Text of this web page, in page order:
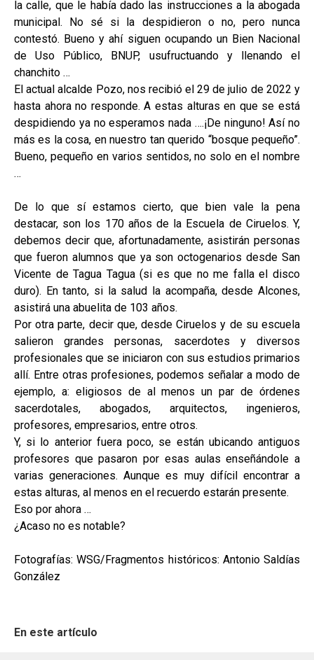
la calle, que le había dado las instrucciones a la abogada
municipal. No sé si la despidieron o no, pero nunca
contestó. Bueno y ahí siguen ocupando un Bien Nacional
de Uso Público, BNUP, usufructuando y llenando el
chanchito …
El actual alcalde Pozo, nos recibió el 29 de julio de 2022 y
hasta ahora no responde. A estas alturas en que se está
despidiendo ya no esperamos nada ….¡De ninguno! Así no
más es la cosa, en nuestro tan querido “bosque pequeño”.
Bueno, pequeño en varios sentidos, no solo en el nombre
…
De lo que sí estamos cierto, que bien vale la pena
destacar, son los 170 años de la Escuela de Ciruelos. Y,
debemos decir que, afortunadamente, asistirán personas
que fueron alumnos que ya son octogenarios desde San
Vicente de Tagua Tagua (si es que no me falla el disco
duro). En tanto, si la salud la acompaña, desde Alcones,
asistirá una abuelita de 103 años.
Por otra parte, decir que, desde Ciruelos y de su escuela
salieron grandes personas, sacerdotes y diversos
profesionales que se iniciaron con sus estudios primarios
allí. Entre otras profesiones, podemos señalar a modo de
ejemplo, a: eligiosos de al menos un par de órdenes
sacerdotales, abogados, arquitectos, ingenieros,
profesores, empresarios, entre otros.
Y, si lo anterior fuera poco, se están ubicando antiguos
profesores que pasaron por esas aulas enseñándole a
varias generaciones. Aunque es muy difícil encontrar a
estas alturas, al menos en el recuerdo estarán presente.
Eso por ahora …
¿Acaso no es notable?
Fotografías: WSG/Fragmentos históricos: Antonio Saldías
González
En este artículo